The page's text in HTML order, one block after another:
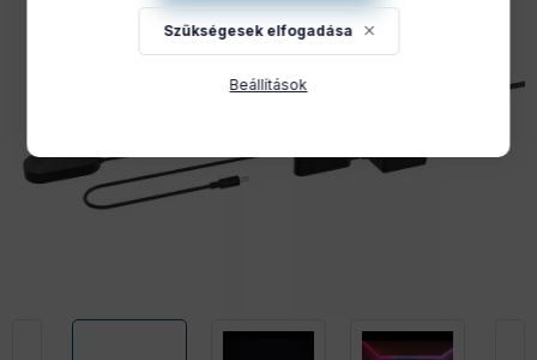
Szükségesek elfogadása
Beállítások